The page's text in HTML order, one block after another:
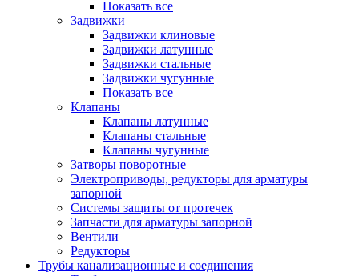
Показать все
Задвижки
Задвижки клиновые
Задвижки латунные
Задвижки стальные
Задвижки чугунные
Показать все
Клапаны
Клапаны латунные
Клапаны стальные
Клапаны чугунные
Затворы поворотные
Электроприводы, редукторы для арматуры
запорной
Системы защиты от протечек
Запчасти для арматуры запорной
Вентили
Редукторы
Трубы канализационные и соединения